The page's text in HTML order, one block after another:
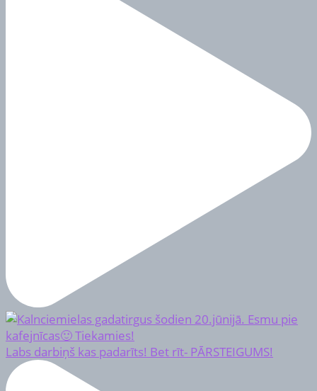
Labs darbiņš kas padarīts! Bet rīt- PĀRSTEIGUMS!